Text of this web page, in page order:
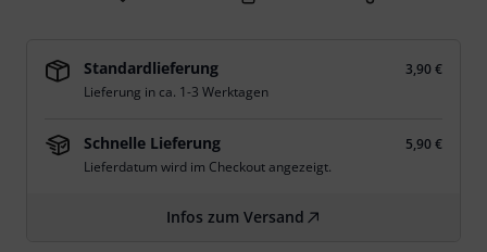
Standardlieferung
3,90 €
Lieferung in ca. 1-3 Werktagen
Schnelle Lieferung
5,90 €
Lieferdatum wird im Checkout angezeigt.
Infos zum Versand